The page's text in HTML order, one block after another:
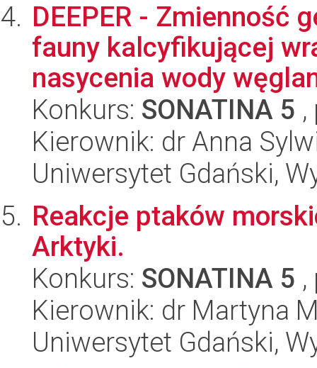
DEEPER - Zmienność
fauny kalcyfikującej
nasycenia wody
Konkurs: SONATINA 5
Kierownik: dr Anna
Uniwersytet Gdański,
Reakcje ptaków
Arktyki.
Konkurs: SONATINA 5
Kierownik: dr Martyna
Uniwersytet Gdański,